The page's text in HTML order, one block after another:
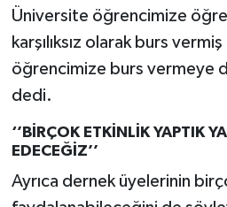
Üniversite öğrencimize
karşılıksız olarak burs
öğrencimize burs vermeye
dedi.
‘’BİRÇOK ETKİNLİK YAPTIK
EDECEĞİZ’’
Ayrıca dernek üyelerinin